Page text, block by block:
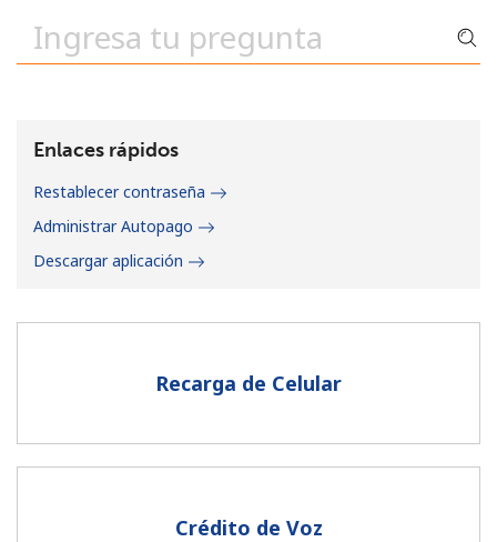
Un caracter especial
Recarga de Celular
Crédito de Voz
Enlaces rápidos
Restablecer contraseña
Administrar Autopago
Descargar aplicación